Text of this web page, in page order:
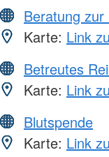
Beratung
Karte: Link
Betreutes
Karte: Link
Blutspende
Karte: Link